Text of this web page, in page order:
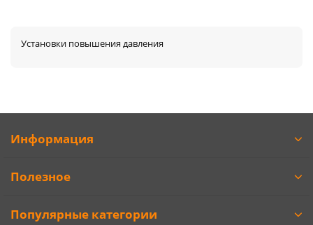
Установки повышения давления
Информация
Полезное
Популярные категории